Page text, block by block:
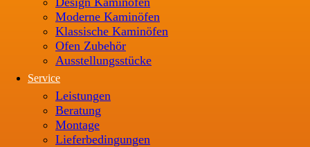
Moderne Kaminöfen
Klassische Kaminöfen
Ofen Zubehör
Ausstellungsstücke
Service
Leistungen
Beratung
Montage
Lieferbedingungen